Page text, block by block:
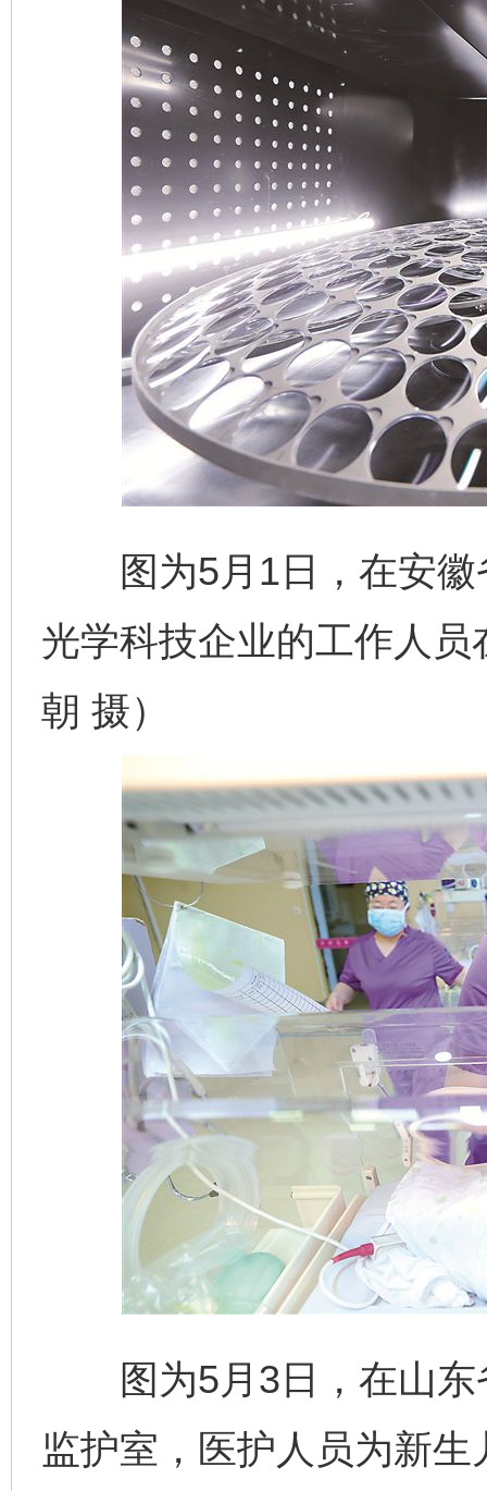
图为5月1日，在安徽
光学科技企业的工作人
朝 摄）
图为5月3日，在山东
监护室，医护人员为新